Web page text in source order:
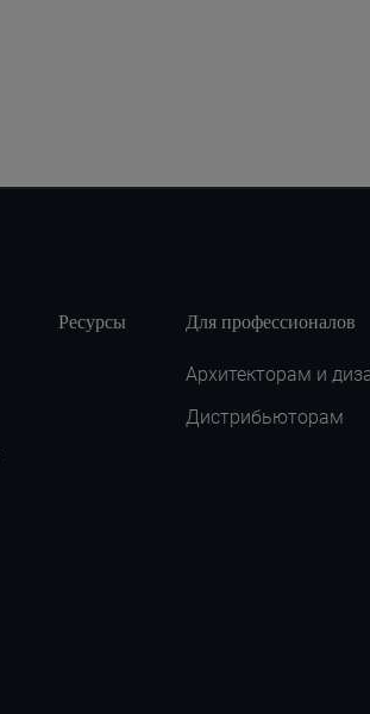
Ресурсы Для профессионалов
Архитекторам и
Дистрибьюторам